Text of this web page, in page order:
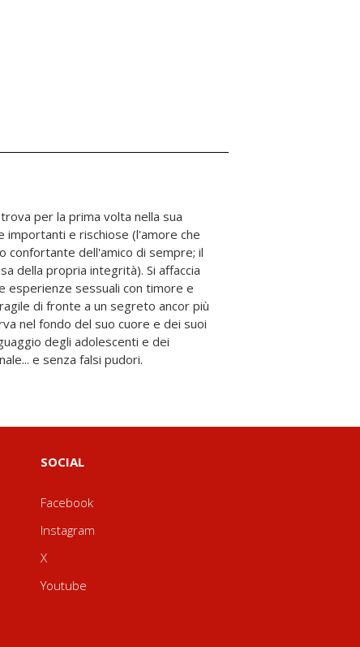
e senza falsi pudori.
SOCIAL
Facebook
Instagram
X
Youtube